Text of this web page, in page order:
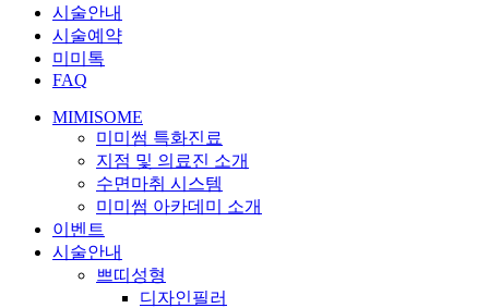
시술안내
시술예약
미미톡
FAQ
MIMISOME
미미썸 특화진료
지점 및 의료진 소개
수면마취 시스템
미미썸 아카데미 소개
이벤트
시술안내
쁘띠성형
디자인필러